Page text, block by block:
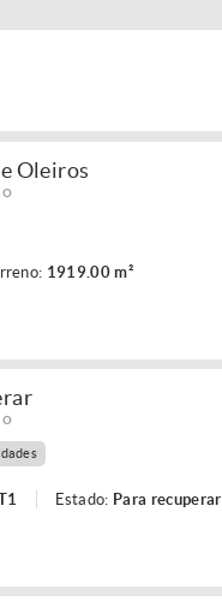
Oleiros
1919.00 m²
Estado: Para recuperar